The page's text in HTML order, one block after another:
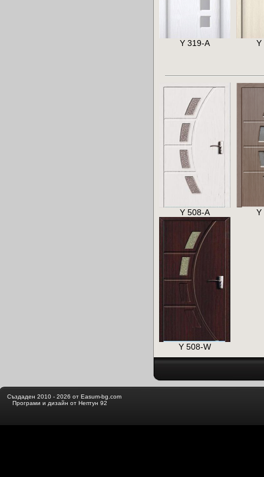
Y 319-A Y
Y 508-A Y
Y 508-W
Създаден 2010 - 2026 от Easum-bg.com
Програми и дизайн от Нептун 92